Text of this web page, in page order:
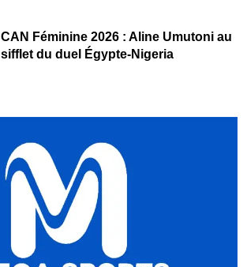
‎CAN Féminine 2026 : Aline Umutoni au
sifflet du duel Égypte-Nigeria